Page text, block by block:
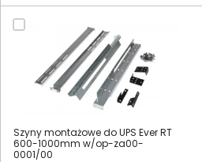
Szyny montażowe do UPS Ever RT
600-1000mm w/op-za00-
0001/00